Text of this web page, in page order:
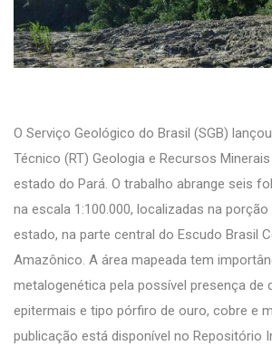
O Serviço Geológico do Brasil (SGB)
Técnico (RT) Geologia e Recursos
estado do Pará. O trabalho abrange seis
na escala 1:100.000, localizadas na
estado, na parte central do Escudo Brasil
Amazônico. A área mapeada tem
metalogenética pela possível presença de
epitermais e tipo pórfiro de ouro, cobre e
publicação está disponível no Repositório